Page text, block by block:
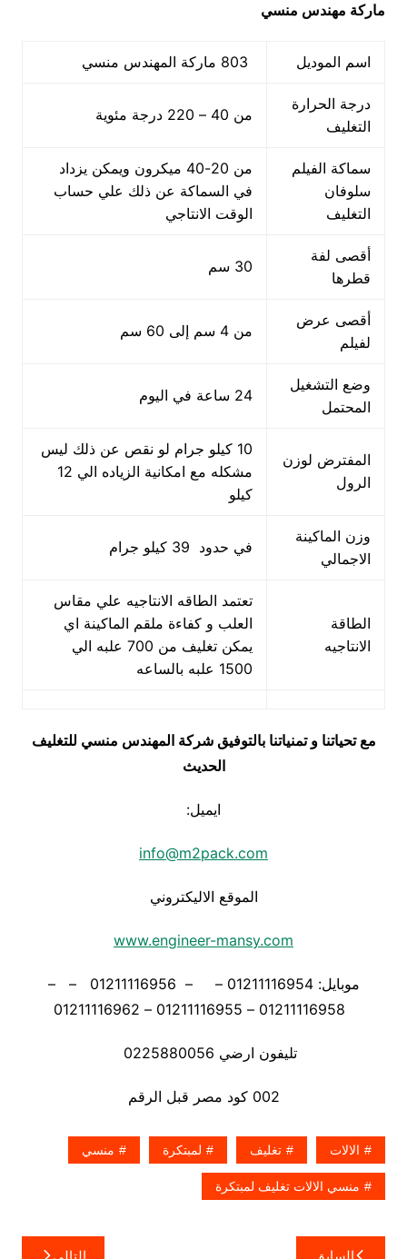
ماركة مهندس منسي
اسم الموديل
درجة الحرارة
التغليف
من 40 – 220 درجة مئوية
سماكة الفيلم
سلوفان
التغليف
من 20-40 ميكرون ويمكن يزداد
في السماكة عن ذلك علي حساب
الوقت الانتاجي
أقصى لفة
قطرها
30 سم
أقصى عرض
لفيلم
من 4 سم إلى 60 سم
وضع التشغيل
المحتمل
24 ساعة في اليوم
المفترض لوزن
الرول
10 كيلو جرام لو نقص عن ذلك ليس
مشكله مع امكانية الزياده الي 12
كيلو
وزن الماكينة
الاجمالي
في حدود 39 كيلو جرام
الطاقة
الانتاجيه
تعتمد الطاقه الانتاجيه علي مقاس
العلب و كفاءة ملقم الماكينة اي
يمكن تغليف من 700 علبه الي
1500 علبه بالساعه
مع تحياتنا و تمنياتنا بالتوفيق شركة المهندس منسي للتغليف
الحديث
ايميل:
info@m2pack.com
الموقع الاليكتروني
www.engineer-mansy.com
موبايل: 01211116954 – – 01211116956 – –
تليفون ارضي 0225880056
002 كود مصر قبل الرقم
الالات تغليف لمبتكرة منسي
منسي اﻻﻻت تغليف لمبتكرة
تصفّح
السابق التالي